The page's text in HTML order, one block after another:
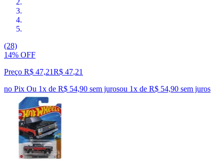
(28)
14% OFF
Preço R$ 47,21R$ 47,21
no Pix Ou 1x de R$ 54,90 sem jurosou 1x de R$ 54,90 sem juros